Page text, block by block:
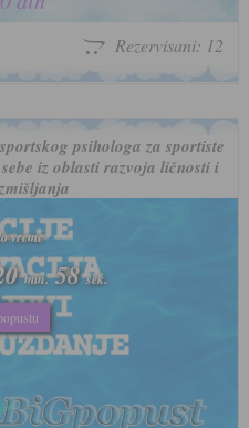
Rezervisani: 12
psihologa za sportiste
iz oblasti razvoja ličnosti i
vreme
min. 55sek.
vreme
min. 55sek.